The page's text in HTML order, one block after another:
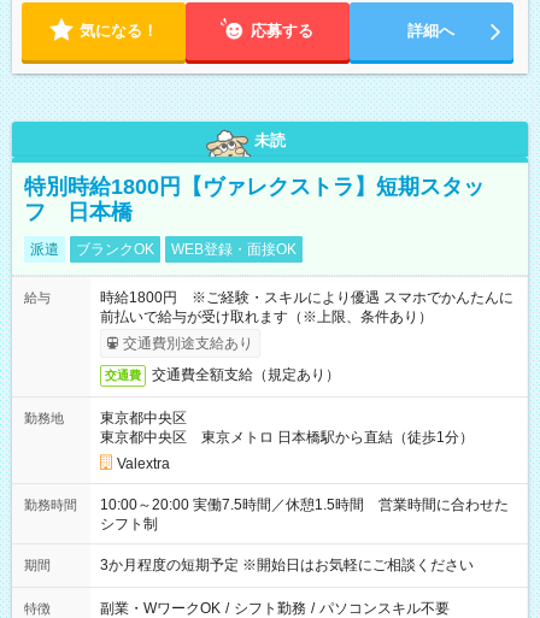
気になる！ 応募する 詳細へ
未読
特別時給1800円【ヴァレクストラ】短期スタッ
フ 日本橋
派遣 ブランクOK WEB登録・面接OK
給与
時給1800円 ※ご経験・スキルにより優遇 スマホでかんたんに
前払いで給与が受け取れます（※上限、条件あり）
交通費別途支給あり
交通費 交通費全額支給（規定あり）
勤務地
東京都中央区
東京都中央区 東京メトロ 日本橋駅から直結（徒歩1分）
Valextra
勤務時間
10:00～20:00 実働7.5時間／休憩1.5時間 営業時間に合わせた
シフト制
期間 3か月程度の短期予定 ※開始日はお気軽にご相談ください
特徴 副業・WワークOK / シフト勤務 / パソコンスキル不要